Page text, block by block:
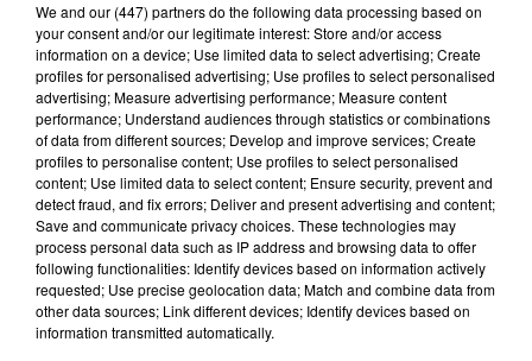
Lecture (4 min 8 sec)
100%
100% Radio les infos du Comminges
We and our (447) partnersdo the following data processing based on
your consent and/or our legitimate interest: Store and/or access
information on a device; Use limited data to select advertising; Create
profiles for personalised advertising; Use profiles to select personalised
advertising; Measure advertising performance; Measure content
performance; Understand audiences through statistics or combinations
of data from different sources; Develop and improve services; Create
profiles to personalise content; Use profiles to select personalised
content; Use limited data to select content; Ensure security, prevent and
detect fraud, and fix errors; Deliver and present advertising and content;
Save and communicate privacy choices. These technologies may
process personal data such as IP address and browsing data to offer
following functionalities: Identify devices based on information actively
requested; Use precise geolocation data; Match and combine data from
other data sources; Link different devices; Identify devices based on
information transmitted automatically.